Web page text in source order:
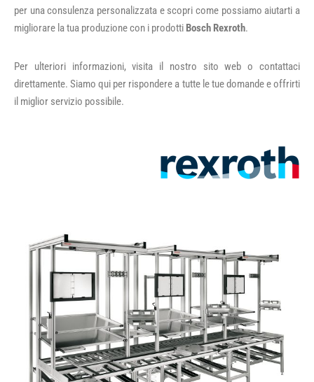
per una consulenza personalizzata e scopri come possiamo aiutarti a
migliorare la tua produzione con i prodotti Bosch Rexroth.
Per ulteriori informazioni, visita il nostro sito web o contattaci
direttamente. Siamo qui per rispondere a tutte le tue domande e offrirti
il miglior servizio possibile.